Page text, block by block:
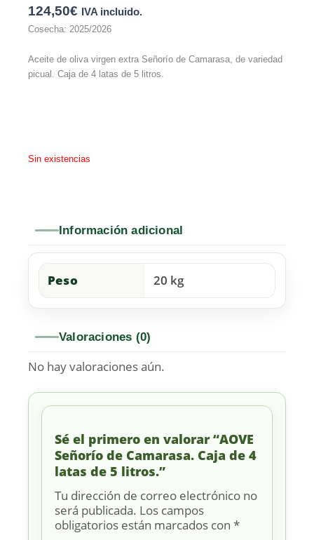
124,50€ IVA incluido.
Cosecha: 2025/2026
Aceite de oliva virgen extra Señorío de Camarasa, de variedad
picual. Caja de 4 latas de 5 litros.
Sin existencias
Información adicional
Peso 20 kg
Valoraciones (0)
No hay valoraciones aún.
Sé el primero en valorar “AOVE
Señorío de Camarasa. Caja de 4
latas de 5 litros.”
Tu dirección de correo electrónico no
será publicada. Los campos
obligatorios están marcados con *